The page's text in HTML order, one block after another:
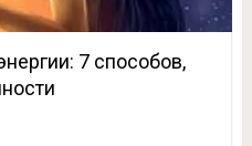
7 способов,